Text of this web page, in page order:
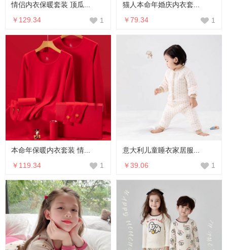
情侣内衣保暖套装 顶瓜...
￥129.34
1
猫人本命年婚庆内衣套...
￥79.34
1
本命年保暖内衣套装 情...
￥119.34
1
意大利儿童睡衣家居服...
￥39.06
1